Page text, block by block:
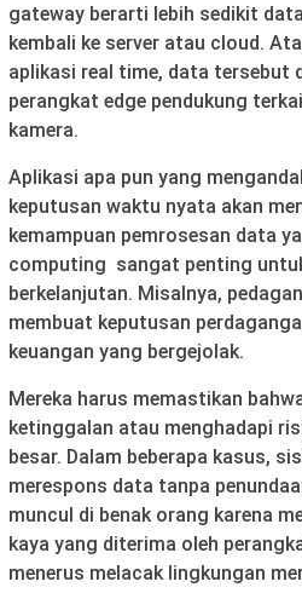
gateway berarti lebih sedikit
kembali ke server atau cloud.
aplikasi real time, data tersebut
perangkat edge pendukung
kamera.
Aplikasi apa pun yang
keputusan waktu nyata akan
kemampuan pemrosesan data
computing sangat penting
berkelanjutan. Misalnya,
membuat keputusan
keuangan yang bergejolak.
Mereka harus memastikan
ketinggalan atau menghadapi
besar. Dalam beberapa kasus,
merespons data tanpa
muncul di benak orang karena
kaya yang diterima oleh
menerus melacak lingkungan